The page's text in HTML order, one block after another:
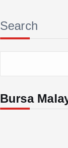
Search
Bursa